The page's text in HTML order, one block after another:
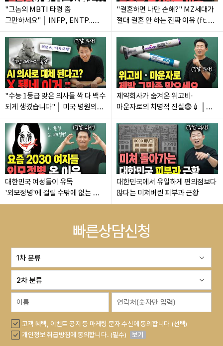
"그놈의 MBTI 타령 좀
그만하세요" │ INFP, ENTP..
"결혼하면 나만 손해?" MZ세대가
절대 결혼 안 하는 진짜 이유 (ft.
"수능 1등급 맞은 의사들 싹 다 백수
되게 생겼습니다" │ 미국 병원의
제약회사가 숨겨온 위고비·
마운자로의 치명적 진실😨💉 │
속았습니다
대한민국 여성들이 유독
'외모정병'에 걸릴 수밖에 없는 소름
돋는 진짜 이유 (ft. 강남 의사
대한민국에서 유일하게 편의점보다
많다는 미쳐버린 피부과 근황
빠른상담신청
고객 혜택, 이벤트 공지 등 마케팅 문자 수신에 동의합니다 (선택)
개인정보 취급방침에 동의합니다. (필수)
보기